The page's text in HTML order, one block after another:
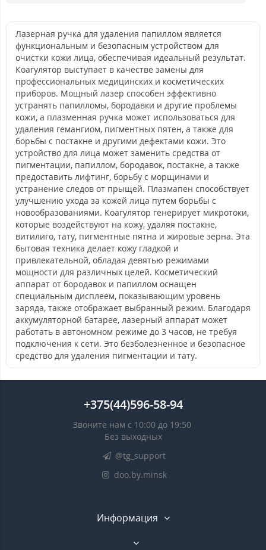
Лазерная ручка для удаления папиллом является
функциональным и безопасным устройством для
очистки кожи лица, обеспечивая идеальный результат.
Коагулятор выступает в качестве замены для
профессиональных медицинских и косметических
приборов. Мощный лазер способен эффективно
устранять папилломы, бородавки и другие проблемы
кожи, а плазменная ручка может использоваться для
удаления гемангиом, пигментных пятен, а также для
борьбы с постакне и другими дефектами кожи. Это
устройство для лица может заменить средства от
пигментации, папиллом, бородавок, постакне, а также
предоставить лифтинг, борьбу с морщинами и
устранение следов от прыщей. Плазмапен способствует
улучшению ухода за кожей лица путем борьбы с
новообразованиями. Коагулятор генерирует микротоки,
которые воздействуют на кожу, удаляя постакне,
витилиго, тату, пигментные пятна и жировые зерна. Эта
бытовая техника делает кожу гладкой и
привлекательной, обладая девятью режимами
мощности для различных целей. Косметический
аппарат от бородавок и папиллом оснащен
специальным дисплеем, показывающим уровень
заряда, также отображает выбранный режим. Благодаря
аккумуляторной батарее, лазерный аппарат может
работать в автономном режиме до 3 часов, не требуя
подключения к сети. Это безболезненное и безопасное
средство для удаления пигментации и тату.
+375(44)596-58-94
Звоните нам с 10:00 до 19:50
Без выходных
@tg_support
doo.by.minsk
Информация